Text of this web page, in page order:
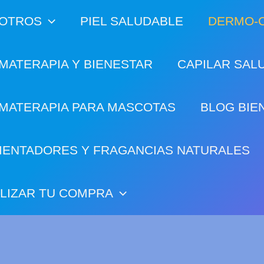
PIEL SALUDABLE DERMO-
Y BIENESTAR CAPILAR
PARA MASCOTAS BLOG
Y FRAGANCIAS NATURALES
TU COMPRA